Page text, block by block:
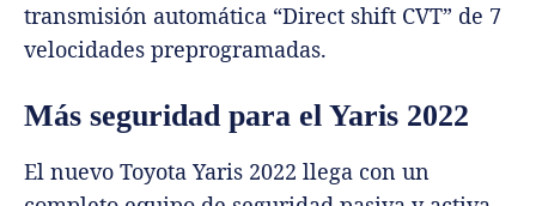
transmisión automática “Direct shift CVT” de 7
velocidades preprogramadas.
Más seguridad para el Yaris 2022
El nuevo Toyota Yaris 2022 llega con un